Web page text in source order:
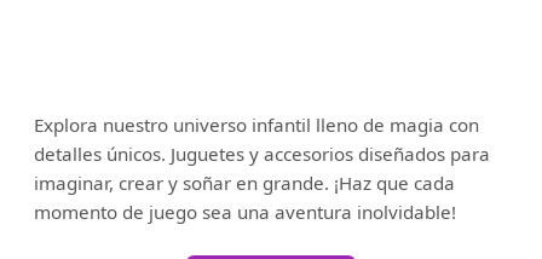
Explora nuestro universo infantil lleno de magia con
detalles únicos. Juguetes y accesorios diseñados para
imaginar, crear y soñar en grande. ¡Haz que cada
momento de juego sea una aventura inolvidable!